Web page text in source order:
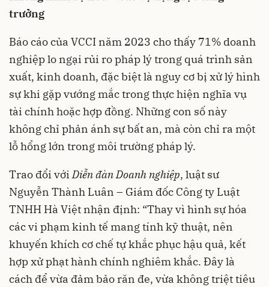
trưởng
Báo cáo của VCCI năm 2023 cho thấy 71% doanh
nghiệp lo ngại rủi ro pháp lý trong quá trình sản
xuất, kinh doanh, đặc biệt là nguy cơ bị xử lý hình
sự khi gặp vướng mắc trong thực hiện nghĩa vụ
tài chính hoặc hợp đồng. Những con số này
không chỉ phản ánh sự bất an, mà còn chỉ ra một
lỗ hổng lớn trong môi trường pháp lý.
Trao đổi vớiDiễn đàn Doanh nghiệp, luật sư
Nguyễn Thành Luân – Giám đốc Công ty Luật
TNHH Hà Việt nhận định: “Thay vì hình sự hóa
các vi phạm kinh tế mang tính kỹ thuật, nên
khuyến khích cơ chế tự khắc phục hậu quả, kết
hợp xử phạt hành chính nghiêm khắc. Đây là
cách để vừa đảm bảo răn đe, vừa không triệt tiêu